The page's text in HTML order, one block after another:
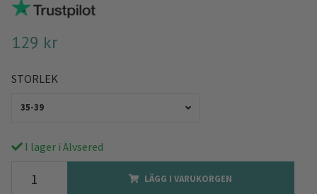
129 kr
STORLEK
35-39
I lager i Älvsered
LÄGG I VARUKORGEN